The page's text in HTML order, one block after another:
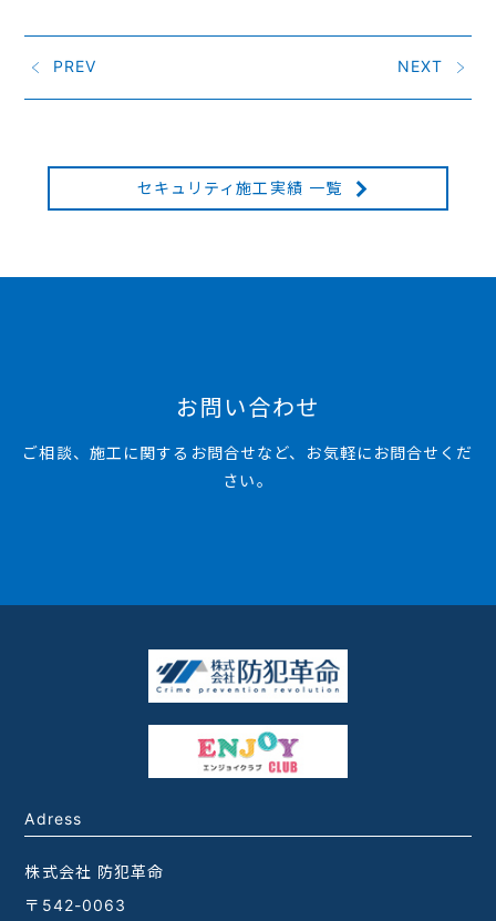
PREV NEXT
セキュリティ施工実績 一覧
お問い合わせ
ご相談、施工に関するお問合せなど、お気軽にお問合せくだ
さい。
Adress
株式会社 防犯革命
〒542-0063